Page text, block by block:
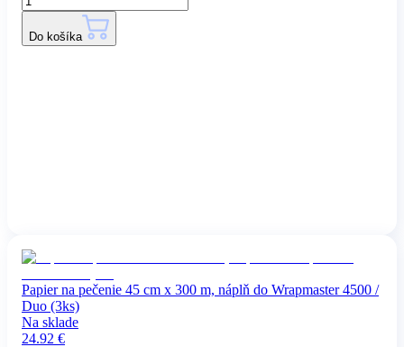
Do košíka
Papier na pečenie 45 cm x 300 m, náplň do Wrapmaster 4500 /
Duo (3ks)
Na sklade
24.92 €